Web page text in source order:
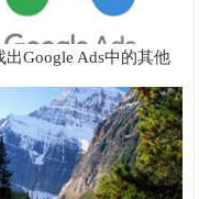
出Google Ads中的其他
词